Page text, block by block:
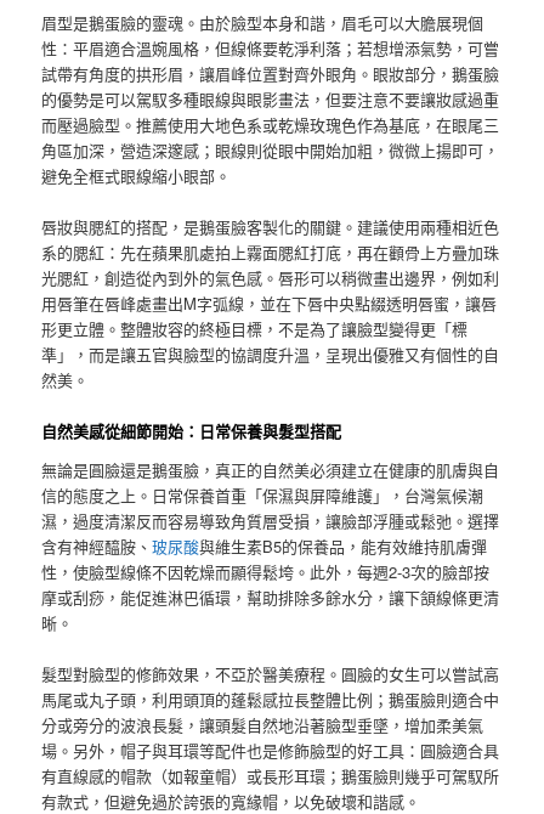
眉型是鵝蛋臉的靈魂。由於臉型本身和諧，眉毛可以大膽展現個
性：平眉適合溫婉風格，但線條要乾淨利落；若想增添氣勢，可嘗
試帶有角度的拱形眉，讓眉峰位置對齊外眼角。眼妝部分，鵝蛋臉
的優勢是可以駕馭多種眼線與眼影畫法，但要注意不要讓妝感過重
而壓過臉型。推薦使用大地色系或乾燥玫瑰色作為基底，在眼尾三
角區加深，營造深邃感；眼線則從眼中開始加粗，微微上揚即可，
避免全框式眼線縮小眼部。
唇妝與腮紅的搭配，是鵝蛋臉客製化的關鍵。建議使用兩種相近色
系的腮紅：先在蘋果肌處拍上霧面腮紅打底，再在顴骨上方疊加珠
光腮紅，創造從內到外的氣色感。唇形可以稍微畫出邊界，例如利
用唇筆在唇峰處畫出M字弧線，並在下唇中央點綴透明唇蜜，讓唇
形更立體。整體妝容的終極目標，不是為了讓臉型變得更「標
準」，而是讓五官與臉型的協調度升溫，呈現出優雅又有個性的自
然美。
自然美感從細節開始：日常保養與髮型搭配
無論是圓臉還是鵝蛋臉，真正的自然美必須建立在健康的肌膚與自
信的態度之上。日常保養首重「保濕與屏障維護」，台灣氣候潮
濕，過度清潔反而容易導致角質層受損，讓臉部浮腫或鬆弛。選擇
含有神經醯胺、玻尿酸與維生素B5的保養品，能有效維持肌膚彈
性，使臉型線條不因乾燥而顯得鬆垮。此外，每週2-3次的臉部按
摩或刮痧，能促進淋巴循環，幫助排除多餘水分，讓下頷線條更清
晰。
髮型對臉型的修飾效果，不亞於醫美療程。圓臉的女生可以嘗試高
馬尾或丸子頭，利用頭頂的蓬鬆感拉長整體比例；鵝蛋臉則適合中
分或旁分的波浪長髮，讓頭髮自然地沿著臉型垂墜，增加柔美氣
場。另外，帽子與耳環等配件也是修飾臉型的好工具：圓臉適合具
有直線感的帽款（如報童帽）或長形耳環；鵝蛋臉則幾乎可駕馭所
有款式，但避免過於誇張的寬緣帽，以免破壞和諧感。